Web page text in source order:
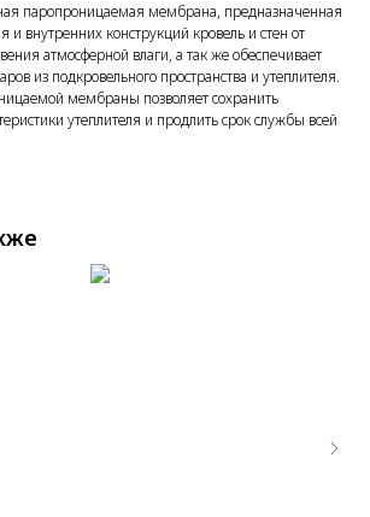
паропроницаемая мембрана, предназначенная
и внутренних конструкций кровель и стен от
атмосферной влаги, а так же обеспечивает
из подкровельного пространства и утеплителя.
мембраны позволяет сохранить
утеплителя и продлить срок службы всей